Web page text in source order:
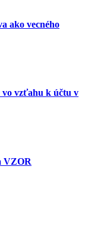
ako vecného
vo vzťahu k účtu v
VZOR